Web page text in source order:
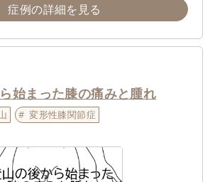
症例の詳細を見る
始まった膝の痛みと腫れ
変形性膝関節症